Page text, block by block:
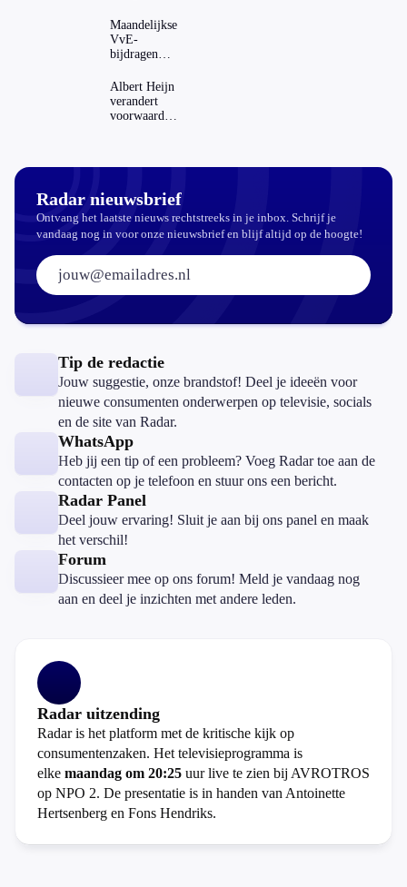
Maandelijkse
VvE-
bijdragen
dat invloed
op je
hypotheek?
Albert Heijn
verandert
voorwaarden
Radar nieuwsbrief
Ontvang het laatste nieuws rechtstreeks in je inbox. Schrijf je
vandaag nog in voor onze nieuwsbrief en blijf altijd op de hoogte!
E-mailadres:
Tip de redactie
Jouw suggestie, onze brandstof! Deel je ideeën voor
nieuwe consumenten onderwerpen op televisie, socials
en de site van Radar.
WhatsApp
Heb jij een tip of een probleem? Voeg Radar toe aan de
contacten op je telefoon en stuur ons een bericht.
Radar Panel
Deel jouw ervaring! Sluit je aan bij ons panel en maak
het verschil!
Forum
Discussieer mee op ons forum! Meld je vandaag nog
aan en deel je inzichten met andere leden.
Radar uitzending
Radar is het platform met de kritische kijk op
consumentenzaken. Het televisieprogramma is
elke maandag om 20:25 uur live te zien bij AVROTROS
op NPO 2. De presentatie is in handen van Antoinette
Hertsenberg en Fons Hendriks.